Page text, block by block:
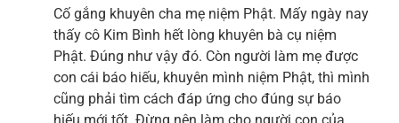
Cố gắng khuyên cha mẹ niệm Phật. Mấy ngày nay
thấy cô Kim Bình hết lòng khuyên bà cụ niệm
Phật. Đúng như vậy đó. Còn người làm mẹ được
con cái báo hiếu, khuyên mình niệm Phật, thì mình
cũng phải tìm cách đáp ứng cho đúng sự báo